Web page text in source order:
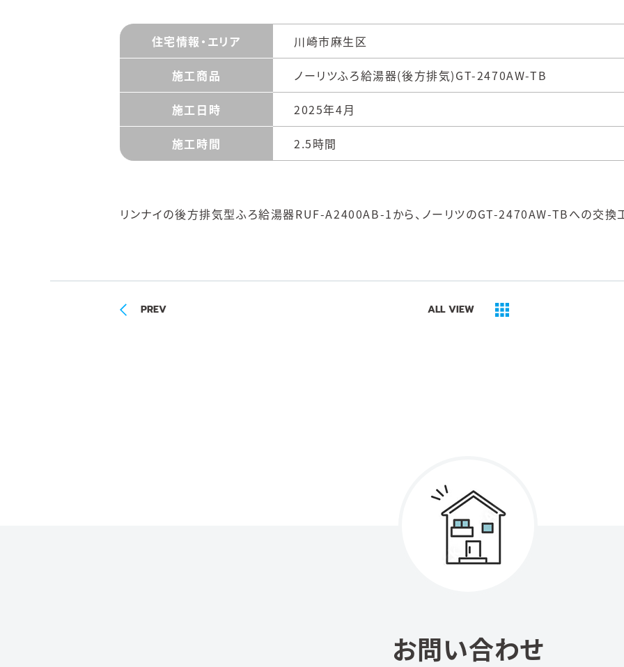
住宅情報 ・エリア 川崎市麻生区
施工商品 ノーリツふろ給湯器(後方排気)GT-2470AW-TB
施工日時 2025年4月
施工時間 2.5時間
リンナイの後方排気型ふろ給湯器RUF-A2400AB-1から、ノーリツのGT-2470AW-TBへの交換
PREV ALL VIEW
お問い合わせ